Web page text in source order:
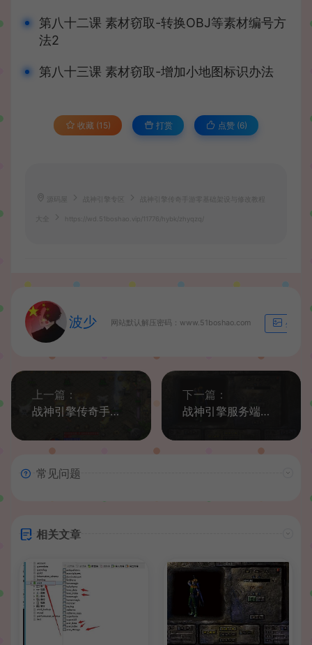
第八十二课 素材窃取-转换OBJ等素材编号方
法2
第八十三课 素材窃取-增加小地图标识办法
收藏 (15) 打赏 点赞 (6)
战神引擎专区 战神引擎传奇手游零基础架设与修改教程
https://wd.51boshao.vip/11776/hybk/zhyqzq/
波少 网站默认解压密码：www.51boshao.com 生成海
上一篇：
战神引擎传奇手游安装会PK+打怪+站街假人系统和配置教程+视频教程
下一篇：
战神引擎服务端制作苹果客户端教程
常见问题
相关文章